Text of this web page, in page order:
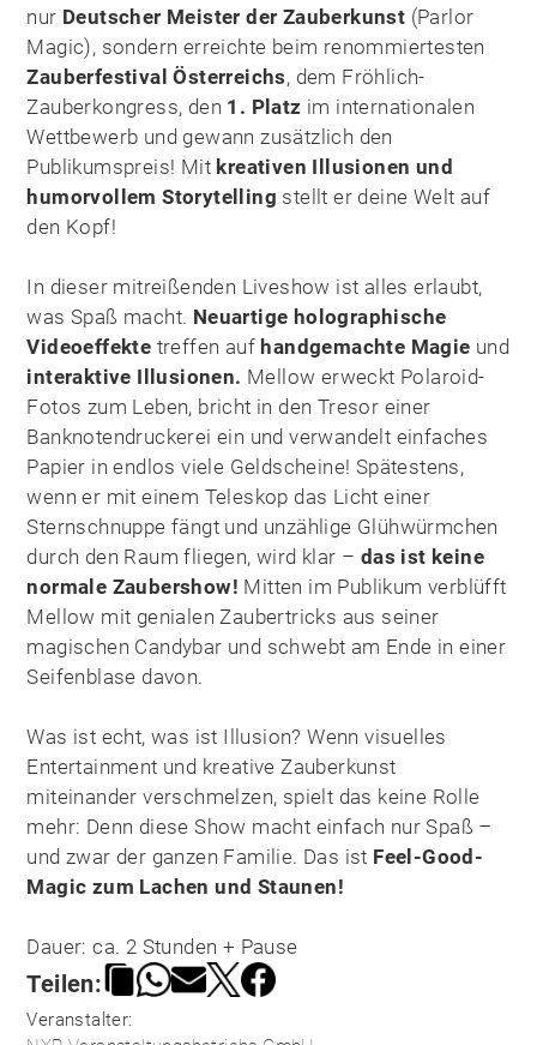
nur Deutscher Meister der Zauberkunst (Parlor
Magic), sondern erreichte beim renommiertesten
Zauberfestival Österreichs, dem Fröhlich-
Zauberkongress, den 1. Platz im internationalen
Wettbewerb und gewann zusätzlich den
Publikumspreis! Mit kreativen Illusionen und
humorvollem Storytelling stellt er deine Welt auf
den Kopf!
In dieser mitreißenden Liveshow ist alles erlaubt,
was Spaß macht. Neuartige holographische
Videoeffekte treffen aufhandgemachte Magie und
interaktive Illusionen. Mellow erweckt Polaroid-
Fotos zum Leben, bricht in den Tresor einer
Banknotendruckerei ein und verwandelt einfaches
Papier in endlos viele Geldscheine! Spätestens,
wenn er mit einem Teleskop das Licht einer
Sternschnuppe fängt und unzählige Glühwürmchen
durch den Raum fliegen, wird klar – das ist keine
normale Zaubershow! Mitten im Publikum verblüfft
Mellow mit genialen Zaubertricks aus seiner
magischen Candybar und schwebt am Ende in einer
Seifenblase davon.
Was ist echt, was ist Illusion? Wenn visuelles
Entertainment und kreative Zauberkunst
miteinander verschmelzen, spielt das keine Rolle
mehr: Denn diese Show macht einfach nur Spaß –
und zwar der ganzen Familie. Das ist Feel-Good-
Magic zum Lachen und Staunen!
Dauer: ca. 2 Stunden + Pause
Teilen:
Veranstalter: